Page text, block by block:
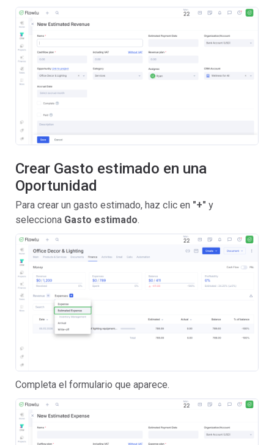
Crear Gasto estimado en una
Oportunidad
Para crear un gasto estimado, haz clic en "+" y
selecciona Gasto estimado.
Completa el formulario que aparece.